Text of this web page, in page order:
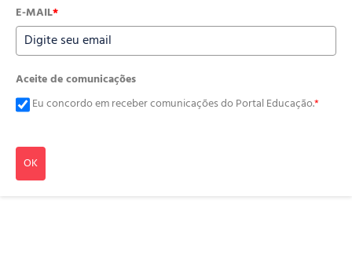
E-MAIL*
Aceite de comunicações
Eu concordo em receber comunicações do Portal Educação.*
OK